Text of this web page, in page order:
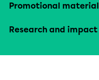
Promotional material
Research and impact